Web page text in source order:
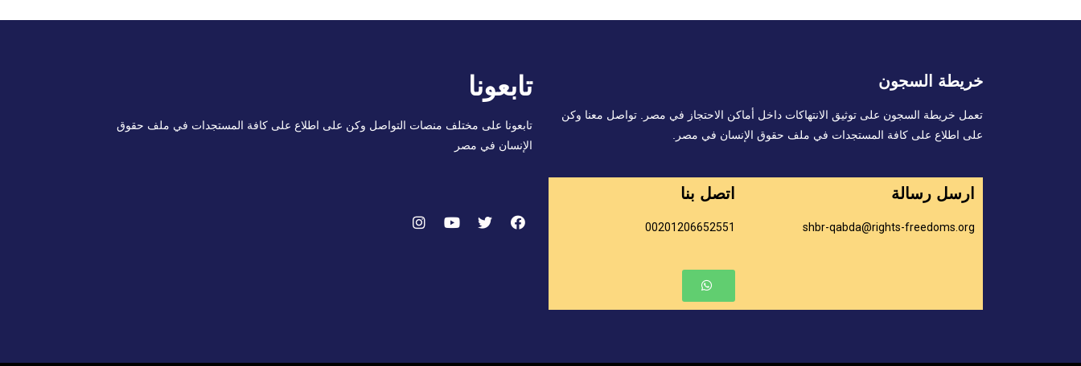
خريطة السجون
تعمل خريطة السجون على توثيق الانتهاكات داخل أماكن الاحتجاز في مصر. تواصل معنا وكن
على اطلاع على كافة المستجدات في ملف حقوق الإنسان في مصر.
ارسل رسالة
shbr-qabda@rights-freedoms.org
اتصل بنا
00201206652551
تابعونا
تابعونا على مختلف منصات التواصل وكن على اطلاع على كافة المستجدات في ملف حقوق
الإنسان في مصر